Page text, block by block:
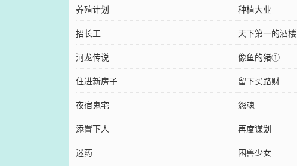
养殖计划
种植大业
招长工
天下第一的酒楼
河龙传说
像鱼的猪①
住进新房子
留下买路财
夜宿鬼宅
怨魂
添置下人
再度谋划
迷药
困兽少女